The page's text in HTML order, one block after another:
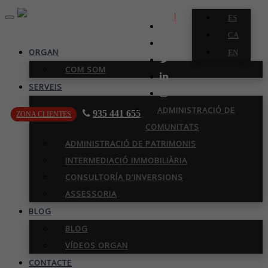
ES
CA
EN
|
ZONA CLIENTES 935 441 655
Toggle
ORGAN
COM SOM
SERVEIS
ADMINISTRACIÓ DE
COMUNITATS
ADMINISTRACIÓ DE PATRIMONIS
INTERMEDIACIÓ IMMOBILIÀRIA
CONSULTORÍA D’INVERSIONS
ASSESSORIA
BLOG
BLOG
VÍDEOS ORGAN
CONTACTE